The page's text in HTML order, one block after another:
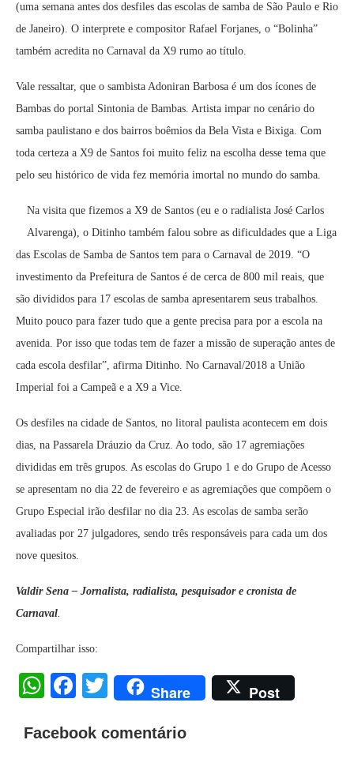
(uma semana antes dos desfiles das escolas de samba de São Paulo e Rio
de Janeiro). O interprete e compositor Rafael Forjanes, o “Bolinha”
também acredita no Carnaval da X9 rumo ao título.
Vale ressaltar, que o sambista Adoniran Barbosa é um dos ícones de
Bambas do portal Sintonia de Bambas. Artista impar no cenário do
samba paulistano e dos bairros boêmios da Bela Vista e Bixiga. Com
toda certeza a X9 de Santos foi muito feliz na escolha desse tema que
pelo seu histórico de vida fez memória imortal no mundo do samba.
Na visita que fizemos a X9 de Santos (eu e o radialista José Carlos
Alvarenga), o Ditinho também falou sobre as dificuldades que a Liga
das Escolas de Samba de Santos tem para o Carnaval de 2019. “O
investimento da Prefeitura de Santos é de cerca de 800 mil reais, que
são divididos para 17 escolas de samba apresentarem seus trabalhos.
Muito pouco para fazer tudo que a gente precisa para por a escola na
avenida. Por isso que todas tem de fazer a missão de superação antes de
cada escola desfilar”, afirma Ditinho. No Carnaval/2018 a União
Imperial foi a Campeã e a X9 a Vice.
Os desfiles na cidade de Santos, no litoral paulista acontecem em dois
dias, na Passarela Dráuzio da Cruz. Ao todo, são 17 agremiações
divididas em três grupos. As escolas do Grupo 1 e do Grupo de Acesso
se apresentam no dia 22 de fevereiro e as agremiações que compõem o
Grupo Especial irão desfilar no dia 23. As escolas de samba serão
avaliadas por 27 julgadores, sendo três responsáveis para cada um dos
nove quesitos.
Valdir Sena – Jornalista, radialista, pesquisador e cronista de
Carnaval.
Compartilhar isso:
WhatsApp
Facebook
Twitter
Share Post
Facebook comentário